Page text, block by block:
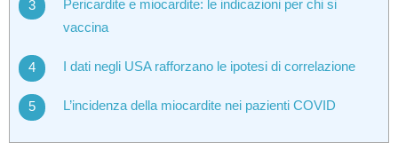
Pericardite e miocardite: le indicazioni per chi si
vaccina
I dati negli USA rafforzano le ipotesi di correlazione
L’incidenza della miocardite nei pazienti COVID